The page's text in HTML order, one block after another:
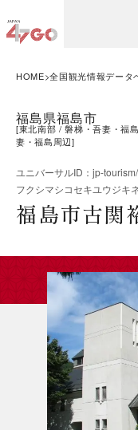
HOME 全国観光情報データ
福島県福島市
[東北南部 磐梯・吾妻・福
妻・福島周辺]
ユニバーサルID ： jp-
フクシマシコセキユウジキ
福島市古関